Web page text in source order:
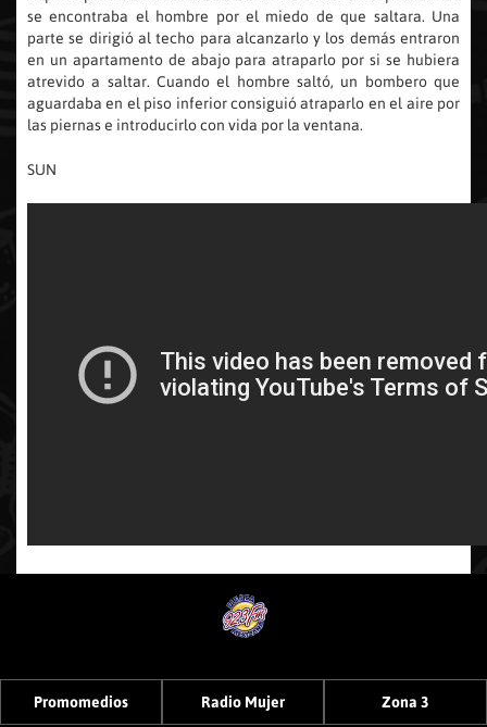
se encontraba el hombre por el miedo de que saltara. Una
parte se dirigió al techo para alcanzarlo y los demás entraron
en un apartamento de abajo para atraparlo por si se hubiera
atrevido a saltar. Cuando el hombre saltó, un bombero que
aguardaba en el piso inferior consiguió atraparlo en el aire por
las piernas e introducirlo con vida por la ventana.
SUN
Promomedios Radio Mujer Zona 3